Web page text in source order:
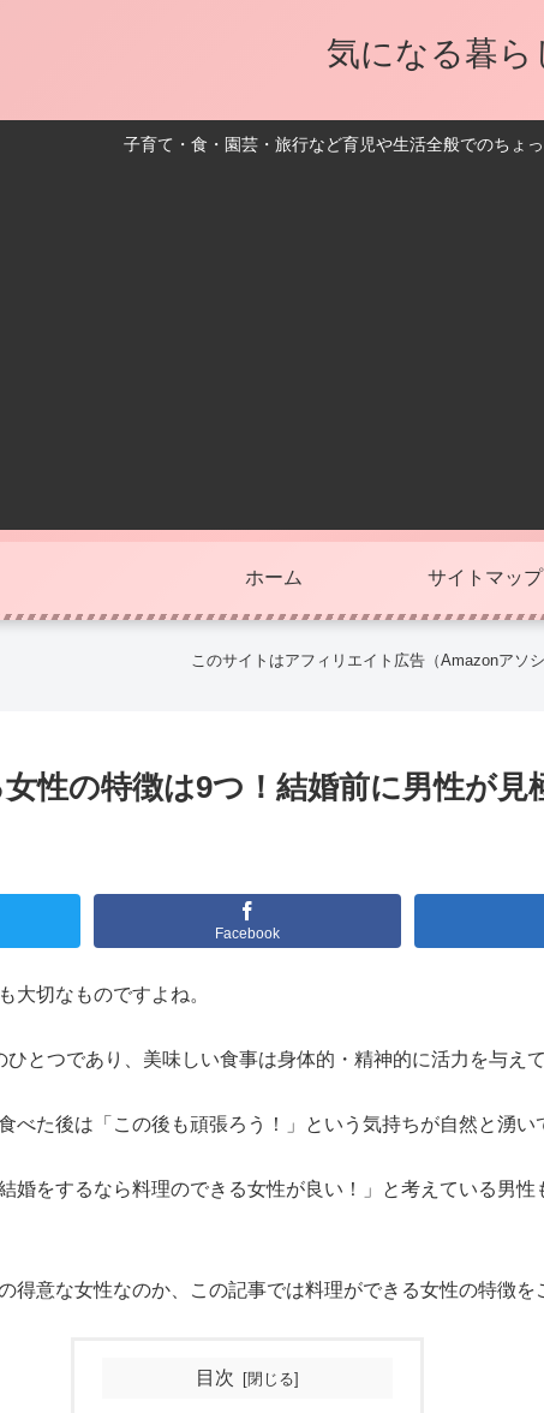
気になる暮ら
子育て・食・園芸・旅行など育児や生活全般でのちょ
ホーム サイトマップ
このサイトはアフィリエイト広告（Amazonアソ
性の特徴は9つ！結婚前に男性が見
Facebook
大切なものですよね。
とつであり、美味しい食事は身体的・精神的に活力を与えて
べた後は「この後も頑張ろう！」という気持ちが自然と湧い
婚をするなら料理のできる女性が良い！」と考えている男性
得意な女性なのか、この記事では料理ができる女性の特徴を
目次